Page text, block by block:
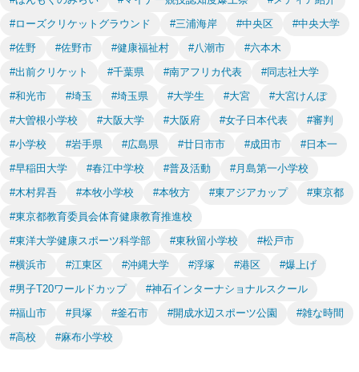
#ローズクリケットグラウンド
#三浦海岸 #中央区
#中央大学
#佐野
#佐野市 #健康福祉村 #八潮市
#六本木
#出前クリケット
#千葉県 #南アフリカ代表
#同志社大学
#和光市
#埼玉 #埼玉県 #大学生 #大宮
#大宮けんぽ
#大曽根小学校
#大阪大学 #大阪府 #女子日本代表
#審判
#小学校
#岩手県 #広島県 #廿日市市 #成田市
#日本一
#早稲田大学
#春江中学校 #普及活動
#月島第一小学校
#木村昇吾
#本牧小学校 #本牧方 #東アジアカップ
#東京都
#東京都教育委員会体育健康教育推進校
#東洋大学健康スポーツ科学部
#東秋留小学校
#松戸市
#横浜市
#江東区 #沖縄大学 #浮塚 #港区
#爆上げ
#男子T20ワールドカップ
#神石インターナショナルスクール
#福山市
#貝塚 #釜石市 #開成水辺スポーツ公園
#雑な時間
#高校
#麻布小学校